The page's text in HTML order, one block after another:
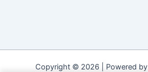
Copyright © 2026 | Powered by